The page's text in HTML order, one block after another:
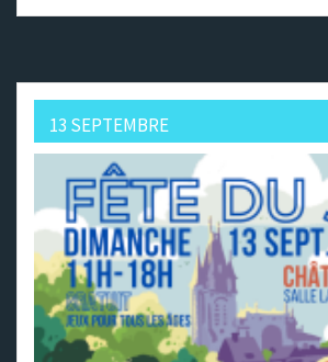
13 SEPTEMBRE